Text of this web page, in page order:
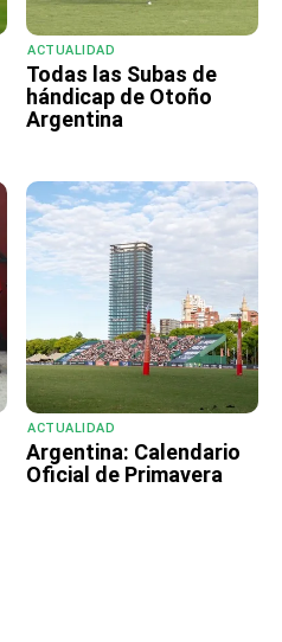
ACTUALIDAD
Todas las Subas de
hándicap de Otoño
Argentina
ACTUALIDAD
Argentina: Calendario
Oficial de Primavera